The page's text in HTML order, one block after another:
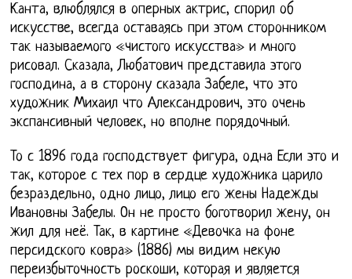
Канта, влюблялся в оперных актрис, спорил об
искусстве, всегда оставаясь при этом сторонником
так называемого «чистого искусства» и много
рисовал. Сказала, Любатович представила этого
господина, а в сторону сказала Забеле, что это
художник Михаил что Александрович, это очень
экспансивный человек, но вполне порядочный.
То с 1896 года господствует фигура, одна Если это и
так, которое с тех пор в сердце художника царило
безраздельно, одно лицо, лицо его жены Надежды
Ивановны Забелы. Он не просто боготворил жену, он
жил для неё. Так, в картине «Девочка на фоне
персидского ковра» (1886) мы видим некую
переизбыточность роскоши, которая и является